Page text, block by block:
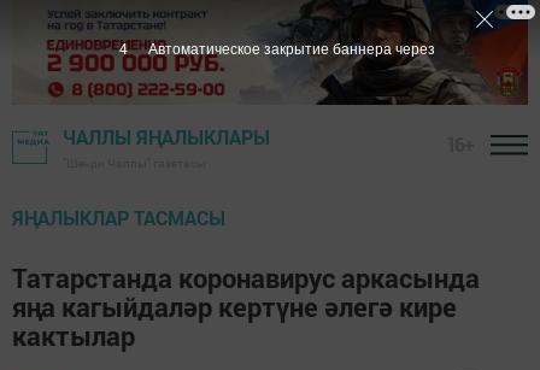
ЧАЛЛЫ ЯҢАЛЫКЛАРЫ
ЯҢАЛЫКЛАР ТАСМАСЫ
Татарстанда коронавирус аркасында
яңа кагыйдаләр кертүне әлегә кире
кактылар
3 Автоматическое закрытие баннера через